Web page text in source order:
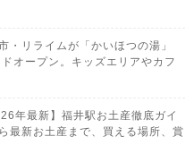
・リライムが「かいほつの湯」
オープン。キッズエリアやカフ
年最新】福井駅お土産徹底ガイ
最新お土産まで、買える場所、賞